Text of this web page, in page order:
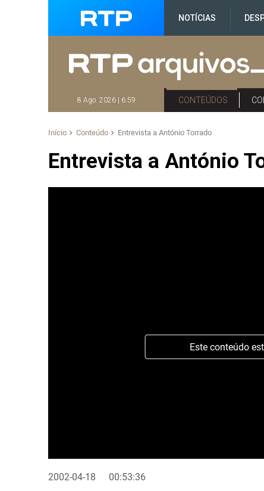
NOTÍCIAS
8 Ago. 2026 | 6:59 CONTEÚDOS
Início Conteúdo Entrevista a António Torrado
Entrevista a António
Este conteúdo
2002-04-18 00:53:36